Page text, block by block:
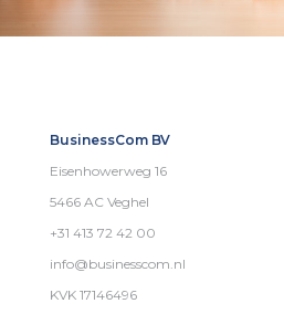
BusinessCom BV
Eisenhowerweg 16
5466 AC Veghel
+31 413 72 42 00
info@businesscom.nl
KVK 17146496